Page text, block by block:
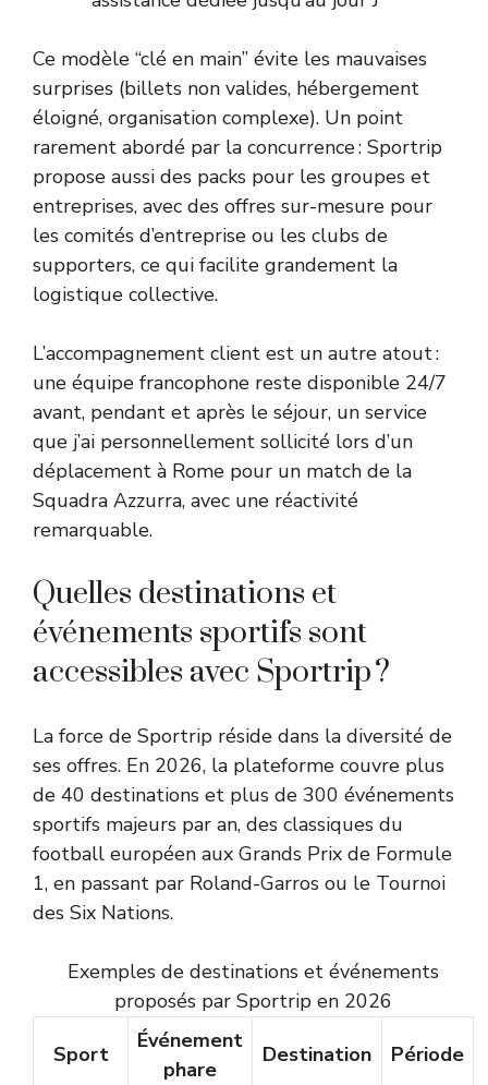
Ce modèle “clé en main” évite les mauvaises
surprises (billets non valides, hébergement
éloigné, organisation complexe). Un point
rarement abordé par la concurrence : Sportrip
propose aussi des packs pour les groupes et
entreprises, avec des offres sur-mesure pour
les comités d’entreprise ou les clubs de
supporters, ce qui facilite grandement la
logistique collective.
L’accompagnement client est un autre atout :
une équipe francophone reste disponible 24/7
avant, pendant et après le séjour, un service
que j’ai personnellement sollicité lors d’un
déplacement à Rome pour un match de la
Squadra Azzurra, avec une réactivité
remarquable.
Quelles destinations et
événements sportifs sont
accessibles avec Sportrip ?
La force de Sportrip réside dans la diversité de
ses offres. En 2026, la plateforme couvre plus
de 40 destinations et plus de 300 événements
sportifs majeurs par an, des classiques du
football européen aux Grands Prix de Formule
1, en passant par Roland-Garros ou le Tournoi
des Six Nations.
Exemples de destinations et événements
proposés par Sportrip en 2026
Sport
Événement
phare
Destination Période